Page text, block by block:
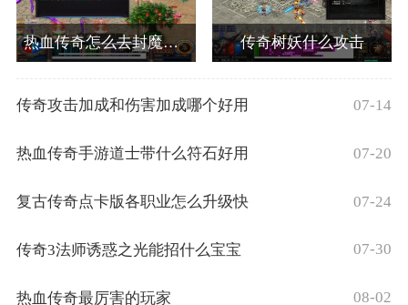
热血传奇怎么去封魔殿副本 传奇树妖什么攻击
传奇攻击加成和伤害加成哪个好用 07-14
热血传奇手游道士带什么符石好用 07-20
复古传奇点卡版各职业怎么升级快 07-24
传奇3法师诱惑之光能招什么宝宝 07-30
热血传奇最厉害的玩家 08-02